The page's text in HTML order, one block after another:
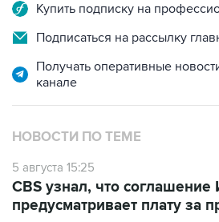
Купить подписку на
Подписаться на рассылку
Получать оперативные
канале
НОВОСТИ ПО ТЕМЕ
5 августа 15:25
CBS узнал, что
предусматривает плату за